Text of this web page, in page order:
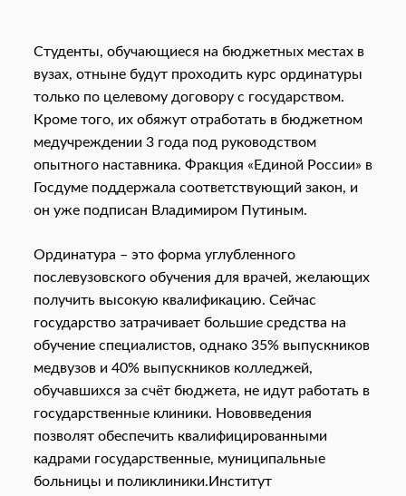
Студенты, обучающиеся на бюджетных местах в
вузах, отныне будут проходить курс ординатуры
только по целевому договору с государством.
Кроме того, их обяжут отработать в бюджетном
медучреждении 3 года под руководством
опытного наставника. Фракция «Единой России» в
Госдуме поддержала соответствующий закон, и
он уже подписан Владимиром Путиным.
Ординатура – это форма углубленного
послевузовского обучения для врачей, желающих
получить высокую квалификацию. Сейчас
государство затрачивает большие средства на
обучение специалистов, однако 35% выпускников
медвузов и 40% выпускников колледжей,
обучавшихся за счёт бюджета, не идут работать в
государственные клиники. Нововведения
позволят обеспечить квалифицированными
кадрами государственные, муниципальные
больницы и поликлиники.Институт